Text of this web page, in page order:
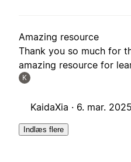
Amazing resource
Thank you so much for
amazing resource for
K
KaidaXia · 6. mar. 2025
Indlæs flere